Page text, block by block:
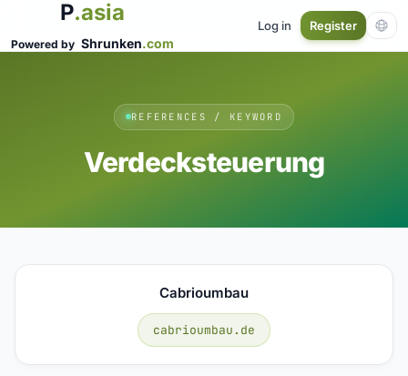
P.asia
Powered by Shrunken.com
Log in Register
REFERENCES / KEYWORD
Verdecksteuerung
Cabrioumbau
cabrioumbau.de